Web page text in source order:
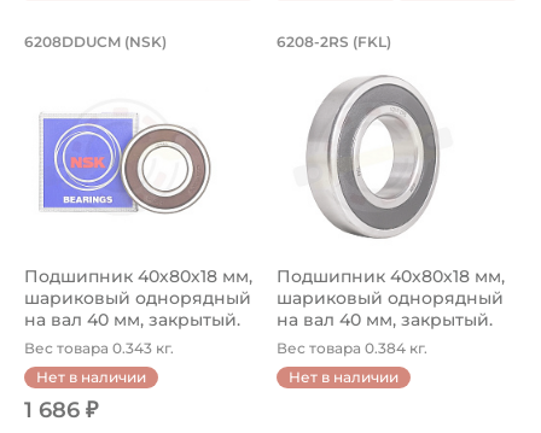
Подшипник 40х80х18 мм, шариковый
6208DDUCM (NSK)
Подшипник 40х80х18 мм,
шариковый однорядный
на вал 40 мм, закрытый.
Арт...
Вес товара 0.343 кг.
Нет в наличии
1 686 ₽
Подшипник
6208-2RS (FKL)
Подшипник 40х80х18 мм,
шариковый однорядный
на вал 40 мм, закрытый.
Арт...
Вес товара 0.384 кг.
Нет в наличии